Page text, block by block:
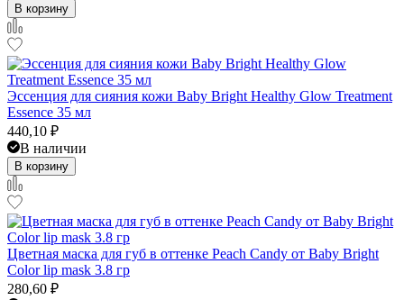
В корзину
Эссенция для сияния кожи Baby Bright Healthy Glow Treatment
Essence 35 мл
440,10 ₽
В наличии
В корзину
Цветная маска для губ в оттенке Peach Candy от Baby Bright
Color lip mask 3.8 гр
280,60 ₽